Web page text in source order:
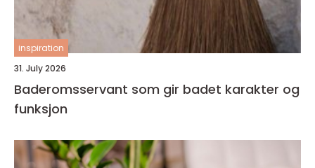
inspiration
31. July 2026
Baderomsservant som gir badet karakter og
funksjon